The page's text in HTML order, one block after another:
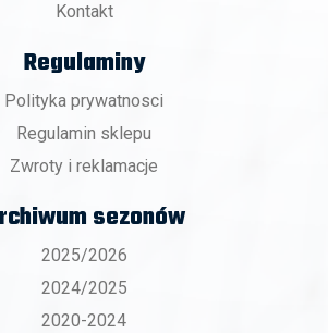
Kontakt
Regulaminy
Polityka prywatnosci
Regulamin sklepu
Zwroty i reklamacje
sezonów
2025/2026
2024/2025
2020-2024